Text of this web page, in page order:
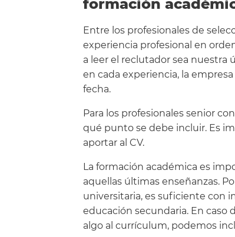
formación
Entre los profesionales de
experiencia profesional en
a leer el reclutador sea nuestra
en cada experiencia, la
fecha.
Para los profesionales senior
qué punto se debe incluir. Es
aportar al CV.
La formación académica es
aquellas últimas enseñanzas.
universitaria, es suficiente con
educación secundaria. En caso
algo al currículum, podemos